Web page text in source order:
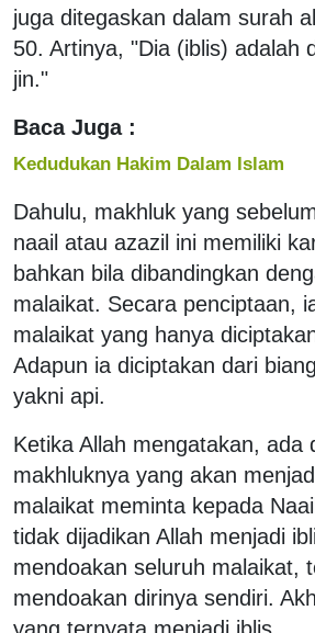
juga ditegaskan dalam surah
50. Artinya, "Dia (iblis) adalah
jin."
Baca Juga :
Kedudukan Hakim Dalam Islam
Dahulu, makhluk yang
naail atau azazil ini memiliki
bahkan bila dibandingkan
malaikat. Secara penciptaan,
malaikat yang hanya
Adapun ia diciptakan dari
yakni api.
Ketika Allah mengatakan, ada
makhluknya yang akan
malaikat meminta kepada
tidak dijadikan Allah menjadi
mendoakan seluruh malaikat,
mendoakan dirinya sendiri.